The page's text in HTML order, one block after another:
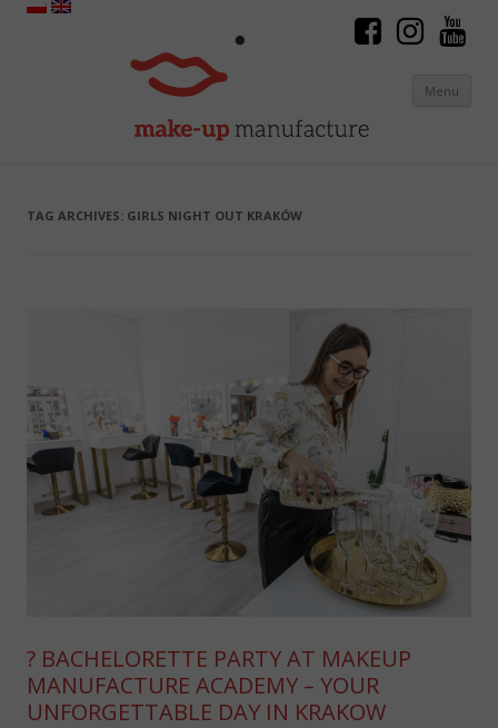
Menu
TAG ARCHIVES: GIRLS NIGHT OUT KRAKÓW
? BACHELORETTE PARTY AT MAKEUP
MANUFACTURE ACADEMY – YOUR
UNFORGETTABLE DAY IN KRAKOW